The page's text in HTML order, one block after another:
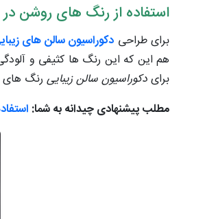
استفاده از رنگ های روشن در
برای طراحی دکوراسیون سالن های
هم این که این رنگ ها کثیفی و
برایدکوراسیون سالن زیبایی رنگ
مطلب پیشنهادی چیدانه به شما: